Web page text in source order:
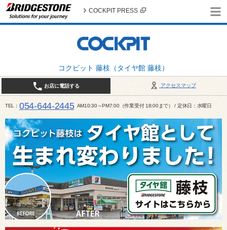
コクピット 藤枝（タイヤ館 藤枝）
COCKPIT PRESS
アクセスマップ
お店に電話する
TEL 054-644-2445 AM10:30～PM7:00（作業受付 18:00まで） / 定休日：水曜日